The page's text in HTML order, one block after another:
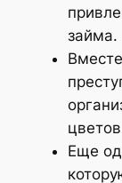
займа.
Еще